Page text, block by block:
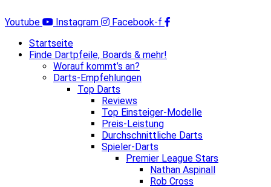
Inhalt
Youtube Instagram
Facebook-f
Startseite
Finde Dartpfeile, Boards & mehr!
Worauf kommt’s an?
Darts-Empfehlungen
Top Darts
Reviews
Top Einsteiger-Modelle
Preis-Leistung
Durchschnittliche Darts
Spieler-Darts
Premier League Stars
Nathan Aspinall
Rob Cross